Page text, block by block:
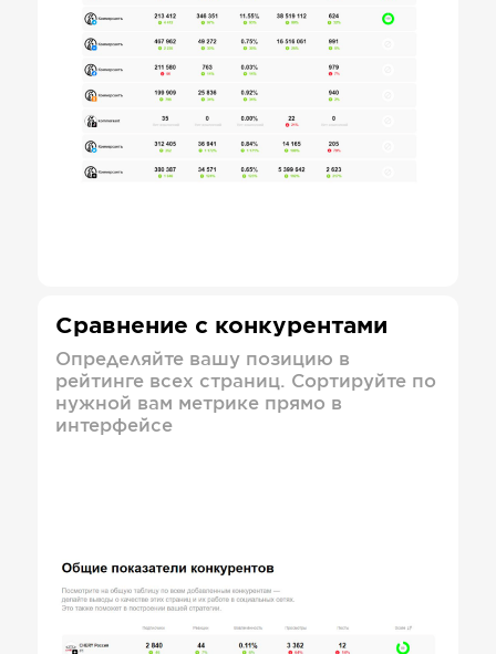
Сравнение с конкурентами
Определяйте вашу позицию в
рейтинге всех страниц. Сортируйте по
нужной вам метрике прямо в
интерфейсе